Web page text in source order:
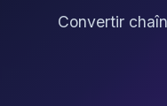
Convertir